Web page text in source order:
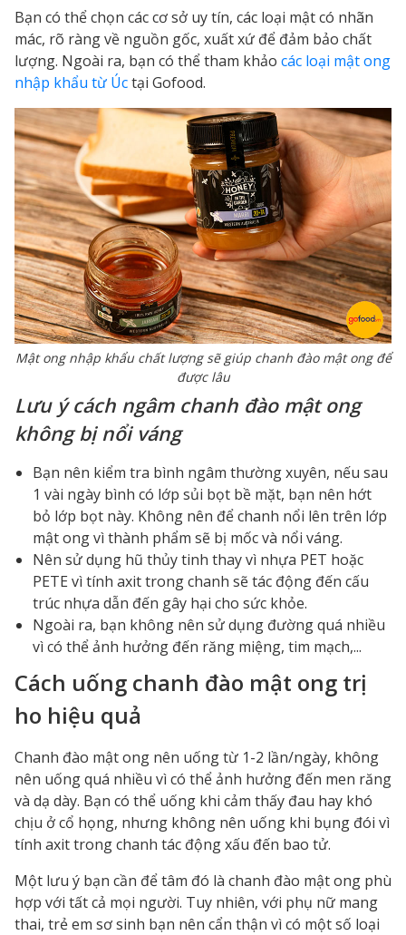
Bạn có thể chọn các cơ sở uy tín, các loại mật có nhãn
mác, rõ ràng về nguồn gốc, xuất xứ để đảm bảo chất
lượng. Ngoài ra, bạn có thể tham khảo các loại mật ong
nhập khẩu từ Úctại Gofood.
Mật ong nhập khẩu chất lượng sẽ giúp chanh đào mật ong để
được lâu
Lưu ý cách ngâm chanh đào mật ong
không bị nổi váng
Bạn nên kiểm tra bình ngâm thường xuyên, nếu sau
1 vài ngày bình có lớp sủi bọt bề mặt, bạn nên hớt
bỏ lớp bọt này. Không nên để chanh nổi lên trên lớp
mật ong vì thành phẩm sẽ bị mốc và nổi váng.
Nên sử dụng hũ thủy tinh thay vì nhựa PET hoặc
PETE vì tính axit trong chanh sẽ tác động đến cấu
trúc nhựa dẫn đến gây hại cho sức khỏe.
Ngoài ra, bạn không nên sử dụng đường quá nhiều
vì có thể ảnh hưởng đến răng miệng, tim mạch,...
Cách uống chanh đào mật ong trị
ho hiệu quả
Chanh đào mật ong nên uống từ 1-2 lần/ngày, không
nên uống quá nhiều vì có thể ảnh hưởng đến men răng
và dạ dày. Bạn có thể uống khi cảm thấy đau hay khó
chịu ở cổ họng, nhưng không nên uống khi bụng đói vì
tính axit trong chanh tác động xấu đến bao tử.
Một lưu ý bạn cần để tâm đó là chanh đào mật ong phù
hợp với tất cả mọi người. Tuy nhiên, với phụ nữ mang
thai, trẻ em sơ sinh bạn nên cẩn thận vì có một số loại